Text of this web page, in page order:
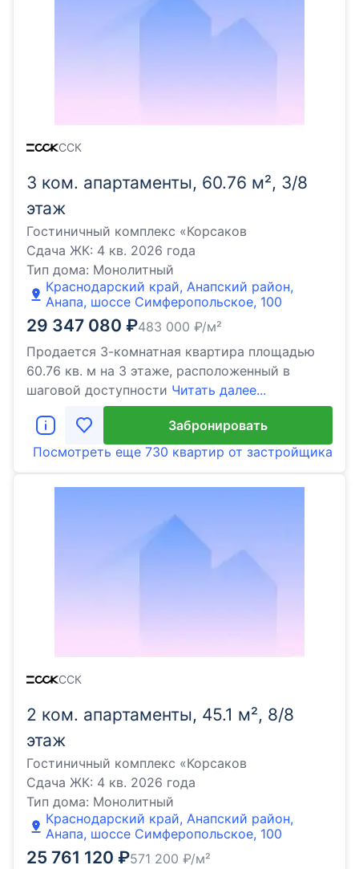
3 ком. апартаменты, 60.76 м², 3/8
этаж
Гостиничный комплекс «Корсаков
Сдача ЖК: 4 кв. 2026 года
Тип дома: Монолитный
Краснодарский край, Анапский район,
Анапа, шоссе Симферопольское, 100
29 347 080 ₽483 000 ₽/м²
Продается 3-комнатная квартира площадью
60.76 кв. м на 3 этаже, расположенный в
шаговой доступности Читать далее...
ССК
Забронировать
Посмотреть еще 730 квартир от застройщика
2 ком. апартаменты, 45.1 м², 8/8
этаж
Гостиничный комплекс «Корсаков
Сдача ЖК: 4 кв. 2026 года
Тип дома: Монолитный
Краснодарский край, Анапский район,
Анапа, шоссе Симферопольское, 100
25 761 120 ₽571 200 ₽/м²
ССК